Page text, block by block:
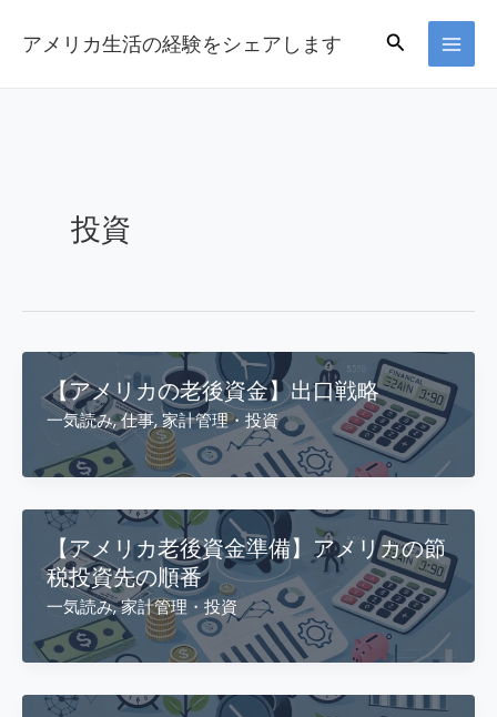
アメリカ生活の経験をシェアします Search
投資
【アメリカの老後資金】出口戦略
一気読み,仕事,家計管理・投資
【アメリカ老後資金準備】アメリカの節
税投資先の順番
一気読み,家計管理・投資